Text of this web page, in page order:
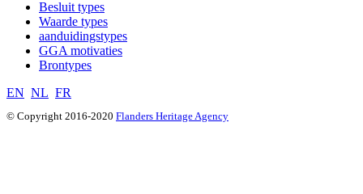
Besluit types
Waarde types
aanduidingstypes
GGA motivaties
Brontypes
EN NL FR
© Copyright 2016-2020 Flanders Heritage Agency